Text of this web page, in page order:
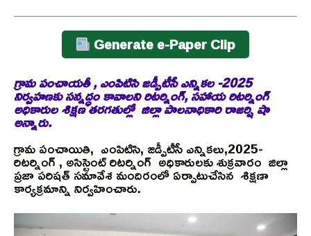
Generate e-Paper Clip
గ్రామ పంచాయతీ , ఎంపిటిసి జడ్పీటీసీ ఎన్నికల -2025
నిర్వహణకు సన్నద్ధం కావాలని రిటర్నింగ్, సహాయ రిటర్నింగ్
అధికారుల శిక్షణ తరగతుల్లో జిల్లా పాలనాధికారి రాజర్షి షా
అన్నారు.
గ్రామ పంచాయితి, ఎంపిటిసి, జడ్పీటీసీ ఎన్నికలు,2025-
రిటర్నింగ్ , అసిస్టెంట్ రిటర్నింగ్ అధికారులకు శుక్రవారం జిల్లా
ప్రజా పరిషత్ సమావేశ మందిరంలో ఏర్పాటుచేసిన శిక్షణా
కార్యక్రమాన్ని నిర్వహించారు.